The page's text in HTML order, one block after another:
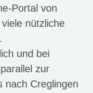
Portal von
nützliche
und bei
zur
nach Creglingen